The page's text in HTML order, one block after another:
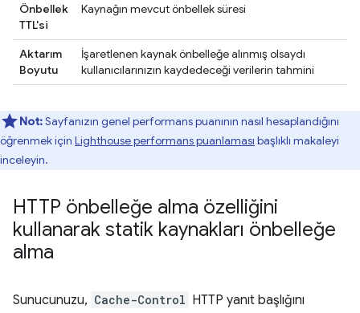
Önbellek
TTL'si
Kaynağın mevcut önbellek süresi
Aktarım
Boyutu
İşaretlenen kaynak önbelleğe alınmış olsaydı
kullanıcılarınızın kaydedeceği verilerin tahmini
Not:Sayfanızın genel performans puanının nasıl hesaplandığını
öğrenmek için Lighthouse performans puanlaması başlıklı makaleyi
inceleyin.
HTTP önbelleğe alma özelliğini
kullanarak statik kaynakları önbelleğe
alma
Sunucunuzu, Cache-Control HTTP yanıt başlığını